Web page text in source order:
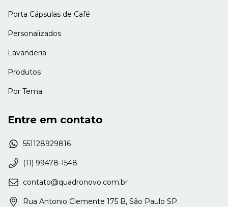
Porta Cápsulas de Café
Personalizados
Lavanderia
Produtos
Por Tema
Entre em contato
551128929816
(11) 99478-1548
contato@quadronovo.com.br
Rua Antonio Clemente 175 B, São Paulo SP